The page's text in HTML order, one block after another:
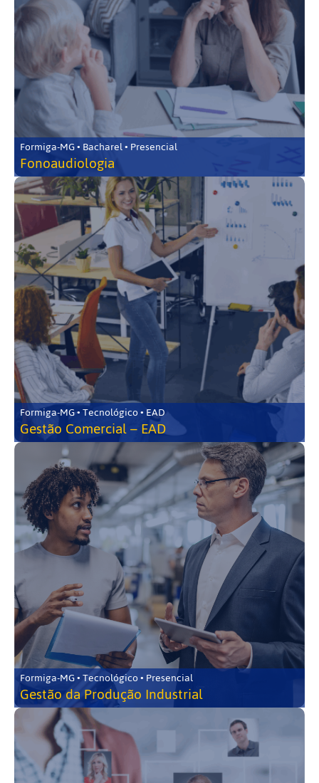
Formiga-MG • Bacharel • Presencial
Fonoaudiologia
Formiga-MG • Tecnológico • EAD
Gestão Comercial – EAD
Formiga-MG • Tecnológico • Presencial
Gestão da Produção Industrial